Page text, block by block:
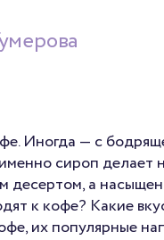
Иногда — с
сироп
десертом, а
к кофе? Какие
их популярные